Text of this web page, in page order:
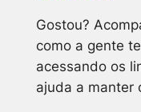
Gostou?
como a gente
acessando os
ajuda a manter